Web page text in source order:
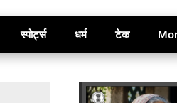
स्पोर्ट्स धर्म टेक